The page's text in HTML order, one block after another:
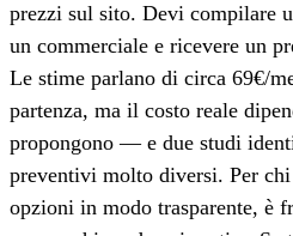
prezzi sul sito. Devi compilare
un commerciale e ricevere un
Le stime parlano di circa 69€/
partenza, ma il costo reale
propongono — e due studi
preventivi molto diversi. Per
opzioni in modo trasparente, è